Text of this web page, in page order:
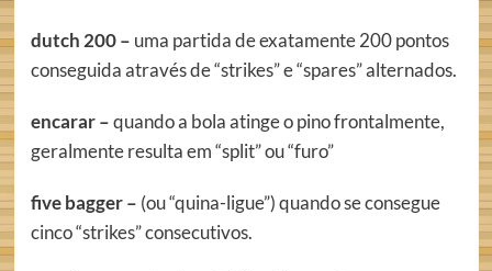
dutch 200 – uma partida de exatamente 200 pontos
conseguida através de “strikes” e “spares” alternados.
encarar –quando a bola atinge o pino frontalmente,
geralmente resulta em “split” ou “furo”
five bagger – (ou “quina-ligue”) quando se consegue
cinco “strikes” consecutivos.